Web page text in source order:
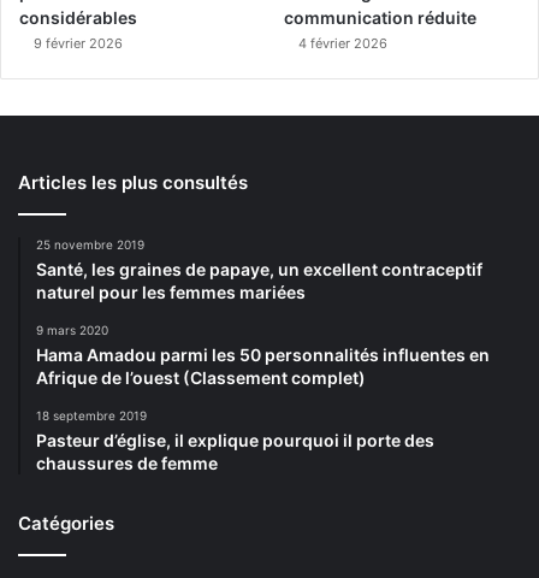
considérables
9 février 2026
communication réduite
4 février 2026
Articles les plus consultés
25 novembre 2019
Santé, les graines de papaye, un excellent contraceptif
naturel pour les femmes mariées
9 mars 2020
Hama Amadou parmi les 50 personnalités influentes en
Afrique de l’ouest (Classement complet)
18 septembre 2019
Pasteur d’église, il explique pourquoi il porte des
chaussures de femme
Catégories